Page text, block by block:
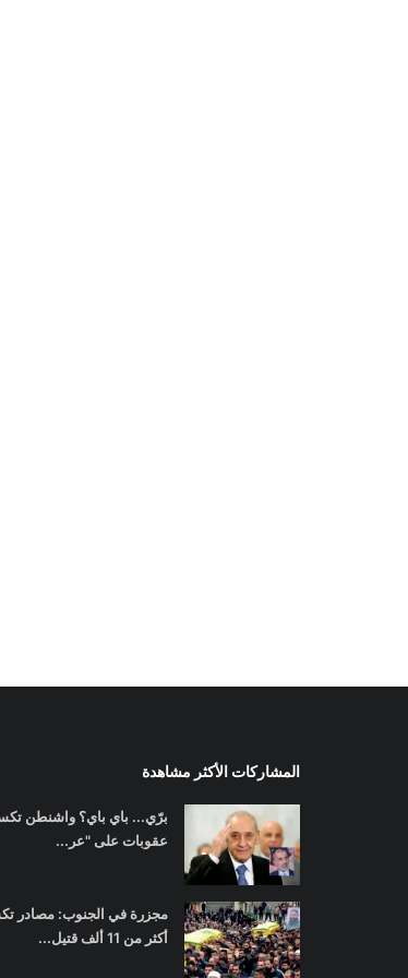
المشاركات الأكثر مشاهدة
برّي... باي باي؟ واشنطن
عقوبات على "عر...
مجزرة في الجنوب:
أكثر من 11 ألف قتيل...